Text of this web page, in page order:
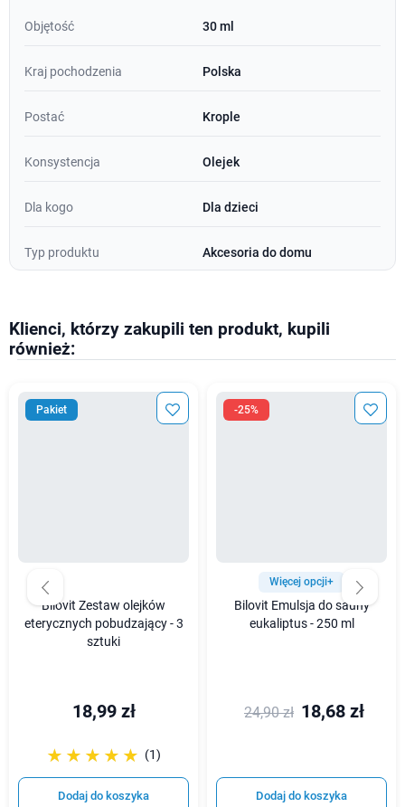
Objętość 30 ml
Kraj pochodzenia Polska
Postać Krople
Konsystencja Olejek
Dla kogo Dla dzieci
Typ produktu Akcesoria do domu
Klienci, którzy zakupili ten produkt, kupili
również:
Pakiet
Bilovit Zestaw olejków
eterycznych pobudzający - 3
sztuki
18,99 zł
☆☆☆☆☆
★★★★★ (1)
Dodaj do koszyka
-25%
Więcej opcji+
Bilovit Emulsja do sauny
eukaliptus - 250 ml
24,90 zł 18,68 zł
Dodaj do koszyka